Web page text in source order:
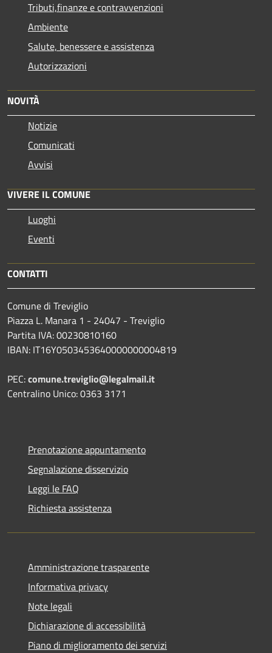
Tributi,finanze e contravvenzioni
Ambiente
Salute, benessere e assistenza
Autorizzazioni
NOVITÀ
Notizie
Comunicati
Avvisi
VIVERE IL COMUNE
Luoghi
Eventi
CONTATTI
Comune di Treviglio
Piazza L. Manara 1 - 24047 - Treviglio
Partita IVA: 00230810160
IBAN: IT16Y0503453640000000004819
PEC:comune.treviglio@legalmail.it
Centralino Unico: 0363 3171
Prenotazione appuntamento
Segnalazione disservizio
Leggi le FAQ
Richiesta assistenza
Amministrazione trasparente
Informativa privacy
Note legali
Dichiarazione di accessibilità
Piano di miglioramento dei servizi